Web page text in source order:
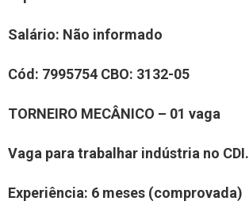
Salário: Não informado
Cód: 7995754 CBO: 3132-05
TORNEIRO MECÂNICO – 01 vaga
Vaga para trabalhar indústria no CDI.
Experiência: 6 meses (comprovada)